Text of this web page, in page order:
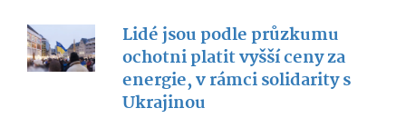
Lidé jsou podle průzkumu
ochotni platit vyšší ceny za
energie, v rámci solidarity s
Ukrajinou